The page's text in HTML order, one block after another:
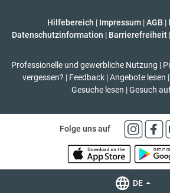
Hilfebereich | Impressum |AGB |
Datenschutzinformation | Barrierefreiheit |
Professionelle und gewerbliche Nutzung |
vergessen? | Feedback | Angebote lesen |
Gesuche lesen | Gesuch
Folge uns auf
DE